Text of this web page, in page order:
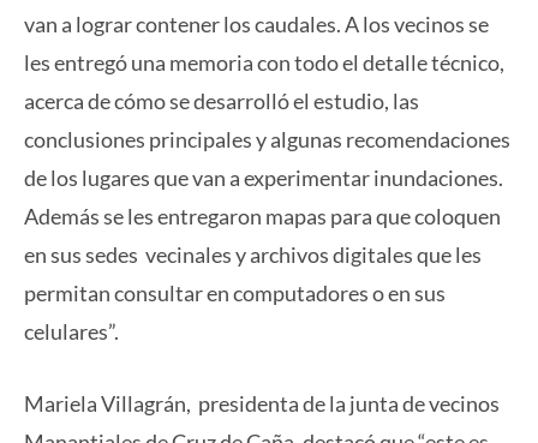
van a lograr contener los caudales. A los vecinos se
les entregó una memoria con todo el detalle técnico,
acerca de cómo se desarrolló el estudio, las
conclusiones principales y algunas recomendaciones
de los lugares que van a experimentar inundaciones.
Además se les entregaron mapas para que coloquen
en sus sedes vecinales y archivos digitales que les
permitan consultar en computadores o en sus
celulares”.
Mariela Villagrán, presidenta de la junta de vecinos